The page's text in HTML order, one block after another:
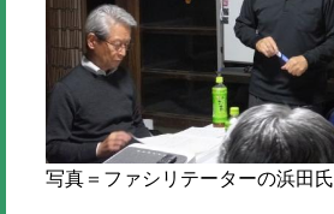
写真＝ファシリテーターの浜田氏